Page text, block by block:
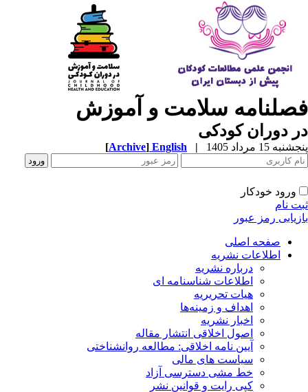
سلامت و آموزش
دوران کودکی
15 مرداد 1405 |
English
[Archive]
ورود خودکار
نام
رمز عبور
صفحه اصلی
اطلاعات نشریه
درباره نشریه
اطلاعات شناسنامه ای
هیات تحریریه
اهداف و زمینه‌ها
اخبار نشریه
اصول اخلاقی انتشار مقاله
آیین نامه اخلاقی: مطالعه روانشناختی
سیاست های مالی
خط مشی دسترسی آزاد
کپی رایت و قوانین نشر